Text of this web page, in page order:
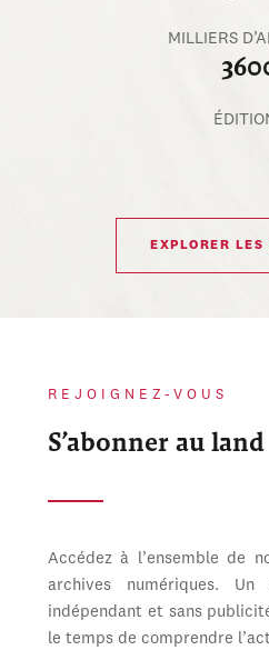
MILLIERS
EXPLORER
REJOIGNEZ-VOUS
S’abonner au land
Accédez à l’ensemble de
archives numériques. Un
indépendant et sans
le temps de comprendre